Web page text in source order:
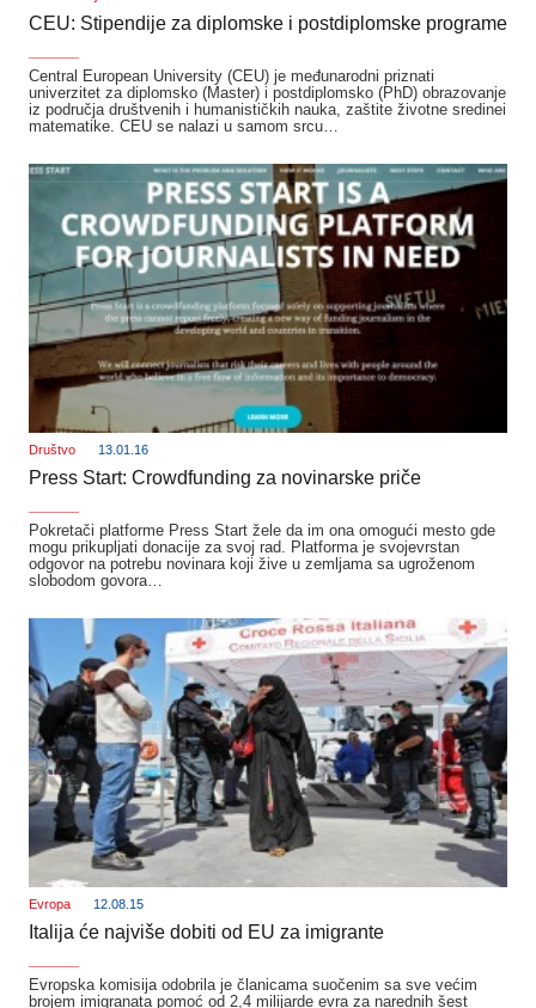
CEU: Stipendije za diplomske i postdiplomske programe
Central European University (CEU) je međunarodni priznati
univerzitet za diplomsko (Master) i postdiplomsko (PhD) obrazovanje
iz područja društvenih i humanističkih nauka, zaštite životne sredinei
matematike. CEU se nalazi u samom srcu…
Društvo 13.01.16
Press Start: Crowdfunding za novinarske priče
Pokretači platforme Press Start žele da im ona omogući mesto gde
mogu prikupljati donacije za svoj rad. Platforma je svojevrstan
odgovor na potrebu novinara koji žive u zemljama sa ugroženom
slobodom govora…
Evropa 12.08.15
Italija će najviše dobiti od EU za imigrante
Evropska komisija odobrila je članicama suočenim sa sve većim
brojem imigranata pomoć od 2,4 milijarde evra za narednih šest